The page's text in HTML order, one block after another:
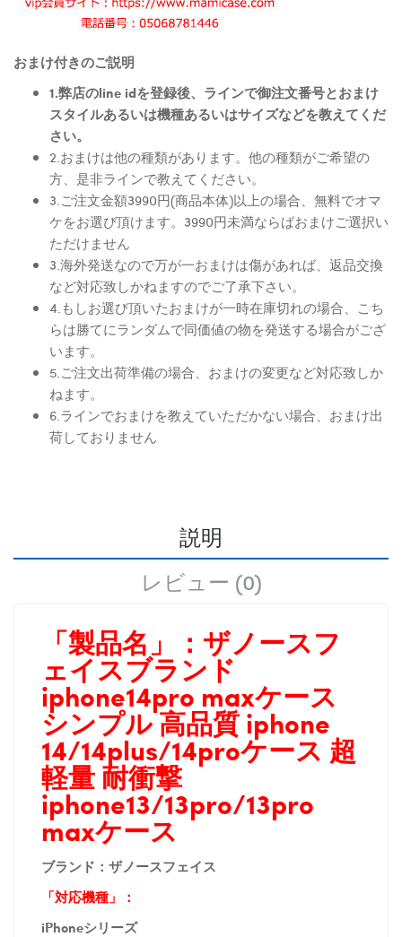
おまけ付きのご説明
1.弊店のline idを登録後、ラインで御注文番号とおまけ
スタイルあるいは機種あるいはサイズなどを教えてくだ
さい。
2.おまけは他の種類があります。他の種類がご希望の
方、是非ラインで教えてください。
3.ご注文金額3990円(商品本体)以上の場合、無料でオマ
ケをお選び頂けます。3990円未満ならばおまけご選択い
ただけません
3.海外発送なので万が一おまけは傷があれば、返品交換
など対応致しかねますのでご了承下さい。
4.もしお選び頂いたおまけが一時在庫切れの場合、こち
らは勝てにランダムで同価値の物を発送する場合がござ
います。
5.ご注文出荷準備の場合、おまけの変更など対応致しか
ねます。
6.ラインでおまけを教えていただかない場合、おまけ出
荷しておりません
説明
レビュー (0)
「製品名」： ザノースフ
ェイスブランド
iphone14pro maxケース
シンプル 高品質 iphone
14/14plus/14proケース 超
軽量 耐衝撃
iphone13/13pro/13pro
maxケース
ブランド：ザノースフェイス
「対応機種」：
iPhoneシリーズ